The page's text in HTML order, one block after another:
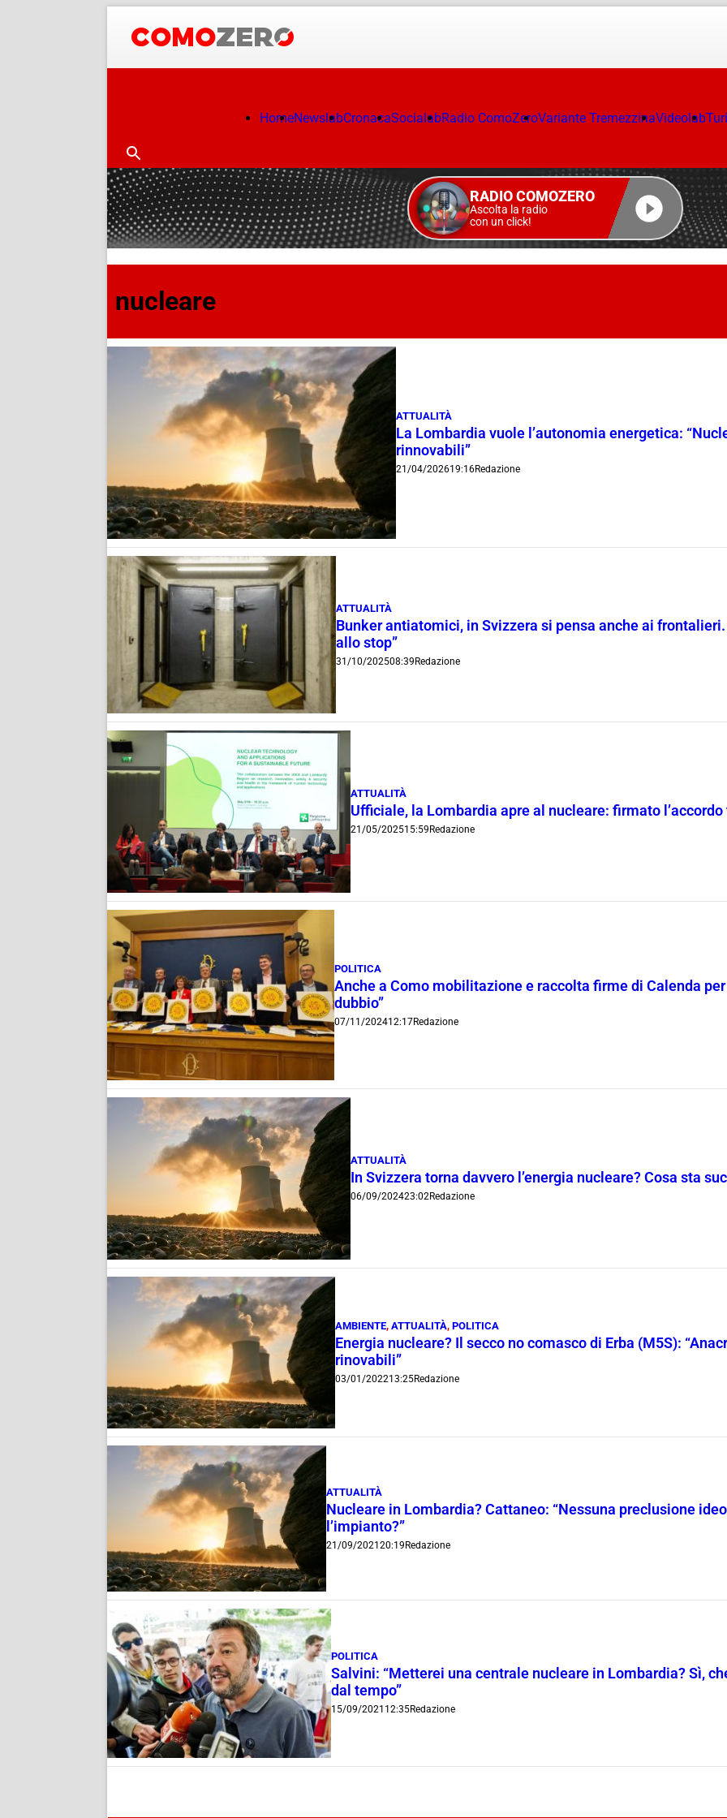
HomeNewslabCronacaSocialabRadio ComoZeroVariante TremezzinaVideolab
RADIO COMOZERO
Ascolta la radio
con un click!
nucleare
ATTUALITÀ
La Lombardia vuole l’autonomia energetica:
rinnovabili”
21/04/202619:16Redazione
ATTUALITÀ
Bunker antiatomici, in Svizzera si pensa anche ai
allo stop”
31/10/202508:39Redazione
ATTUALITÀ
Ufficiale, la Lombardia apre al nucleare: firmato
21/05/202515:59 Redazione
POLITICA
Anche a Como mobilitazione e raccolta firme di Calenda
dubbio”
07/11/202412:17Redazione
ATTUALITÀ
In Svizzera torna davvero l’energia nucleare? Cosa sta
06/09/202423:02Redazione
AMBIENTE, ATTUALITÀ, POLITICA
Energia nucleare? Il secco no comasco di Erba (M5S):
rinovabili”
03/01/202213:25Redazione
ATTUALITÀ
Nucleare in Lombardia? Cattaneo: “Nessuna preclusione
l’impianto?”
21/09/202120:19Redazione
POLITICA
Salvini: “Metterei una centrale nucleare in Lombardia? Sì,
dal tempo”
15/09/2021 12:35Redazione